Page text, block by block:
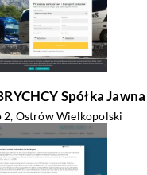
Spółka Jawna
2, Ostrów Wielkopolski